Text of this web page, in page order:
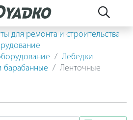
для ремонта и строительства
Лебедки
барабанные Ленточные